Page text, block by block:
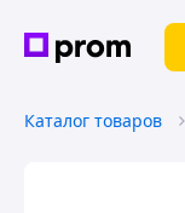
Каталог товаров